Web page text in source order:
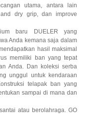
utama, antara lain
dry grip, dan improve
baru DUELER yang
Anda kemana saja dalam
hasil maksimal
memiliki ban yang tepat
Anda. Dan koleksi serba
unggul untuk kendaraan
telapak ban yang
sampai di mana dan
atau berolahraga. GO